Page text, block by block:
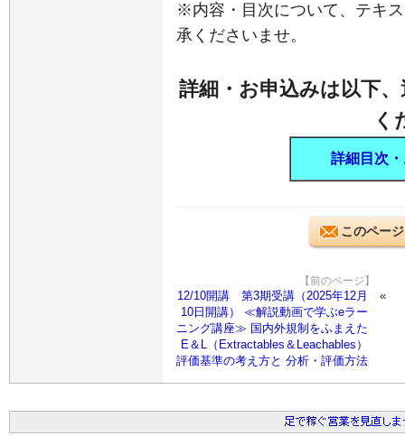
※内容・目次について、テキ
承くださいませ。
詳細・お申込みは以下
く
詳細目次
このペー
【前のページ】
12/10開講 第3期受講（2025年12月
10日開講） ≪解説動画で学ぶeラー
ニング講座≫ 国内外規制をふまえた
E＆L（Extractables＆Leachables）
評価基準の考え方と 分析・評価方法